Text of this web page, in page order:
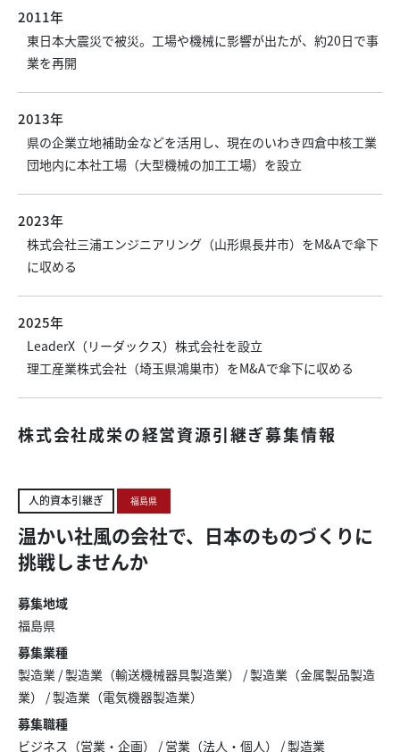
2011年
東日本大震災で被災。工場や機械に影響が出たが、約20日で事
業を再開
2013年
県の企業立地補助金などを活用し、現在のいわき四倉中核工業
団地内に本社工場（大型機械の加工工場）を設立
2023年
株式会社三浦エンジニアリング（山形県長井市）をM&Aで傘下
に収める
2025年
LeaderX（リーダックス）株式会社を設立
理工産業株式会社（埼玉県鴻巣市）をM&Aで傘下に収める
株式会社成栄の経営資源引継ぎ募集情報
人的資本引継ぎ 福島県
温かい社風の会社で、日本のものづくりに
挑戦しませんか
募集地域
福島県
募集業種
製造業 /製造業（輸送機械器具製造業） /製造業（金属製品製造
業）
/製造業（電気機器製造業）
募集職種
ビジネス（営業・企画）
/営業（法人・個人） /製造業